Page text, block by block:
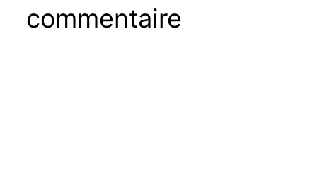
commentaire